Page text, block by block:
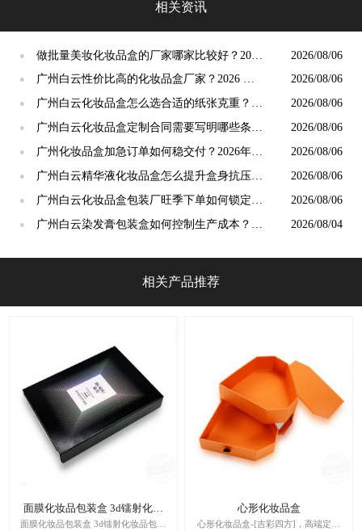
相关资讯
●
做批量美妆化妆品盒的厂家哪家比较好？2026
年8月靠谱量产厂家甄选攻略
2026/08/06
●
广州白云性价比高的化妆品盒厂家？2026 年
8 月长期合作攻略
2026/08/06
●
广州白云化妆品盒怎么选合适的纸张克重？
2026 年 8 月用纸攻略
2026/08/06
●
广州白云化妆品盒定制合同需要写明哪些条
款？2026 年 8 月签约攻略
2026/08/06
●
广州化妆品盒加急订单如何稳交付？2026年8
月包装厂排单避坑指南
2026/08/06
●
​广州白云精华液化妆品盒怎么提升盒身抗压能
力？2026年8月加固攻略
2026/08/06
●
​广州白云化妆品盒包装厂旺季下单如何锁定交
期？2026 年 8 月排单攻略
2026/08/06
●
广州白云染发膏包装盒如何控制生产成本？
2026/08/04
相关产品推荐
面膜化妆品包装盒 3d镭射化妆
品包装盒
面膜化妆品包装盒 3d镭射化妆品包装
心形化妆品盒
心形化妆品盒-[吉彩四方]，高端定制